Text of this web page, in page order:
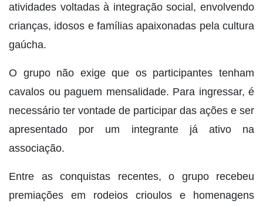
atividades voltadas à integração social, envolvendo
crianças, idosos e famílias apaixonadas pela cultura
gaúcha.
O grupo não exige que os participantes tenham
cavalos ou paguem mensalidade. Para ingressar, é
necessário ter vontade de participar das ações e ser
apresentado por um integrante já ativo na
associação.
Entre as conquistas recentes, o grupo recebeu
premiações em rodeios crioulos e homenagens